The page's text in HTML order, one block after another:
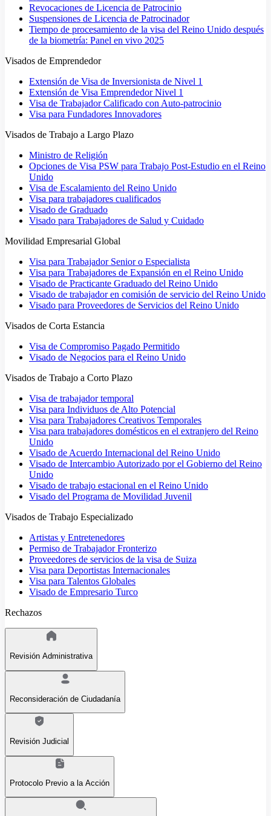
Revocaciones de Licencia de Patrocinio
Suspensiones de Licencia de Patrocinador
Tiempo de procesamiento de la visa del Reino Unido después
de la biometría: Panel en vivo 2025
Visados de Emprendedor
Extensión de Visa de Inversionista de Nivel 1
Extensión de Visa Emprendedor Nivel 1
Visa de Trabajador Calificado con Auto-patrocinio
Visa para Fundadores Innovadores
Visados de Trabajo a Largo Plazo
Ministro de Religión
Opciones de Visa PSW para Trabajo Post-Estudio en el Reino
Unido
Visa de Escalamiento del Reino Unido
Visa para trabajadores cualificados
Visado de Graduado
Visado para Trabajadores de Salud y Cuidado
Movilidad Empresarial Global
Visa para Trabajador Senior o Especialista
Visa para Trabajadores de Expansión en el Reino Unido
Visado de Practicante Graduado del Reino Unido
Visado de trabajador en comisión de servicio del Reino Unido
Visado para Proveedores de Servicios del Reino Unido
Visados de Corta Estancia
Visa de Compromiso Pagado Permitido
Visado de Negocios para el Reino Unido
Visados de Trabajo a Corto Plazo
Visa de trabajador temporal
Visa para Individuos de Alto Potencial
Visa para Trabajadores Creativos Temporales
Visa para trabajadores domésticos en el extranjero del Reino
Unido
Visado de Acuerdo Internacional del Reino Unido
Visado de Intercambio Autorizado por el Gobierno del Reino
Unido
Visado de trabajo estacional en el Reino Unido
Visado del Programa de Movilidad Juvenil
Visados de Trabajo Especializado
Artistas y Entretenedores
Permiso de Trabajador Fronterizo
Proveedores de servicios de la visa de Suiza
Visa para Deportistas Internacionales
Visa para Talentos Globales
Visado de Empresario Turco
Rechazos
Revisión Administrativa
Reconsideración de Ciudadanía
Revisión Judicial
Protocolo Previo a la Acción